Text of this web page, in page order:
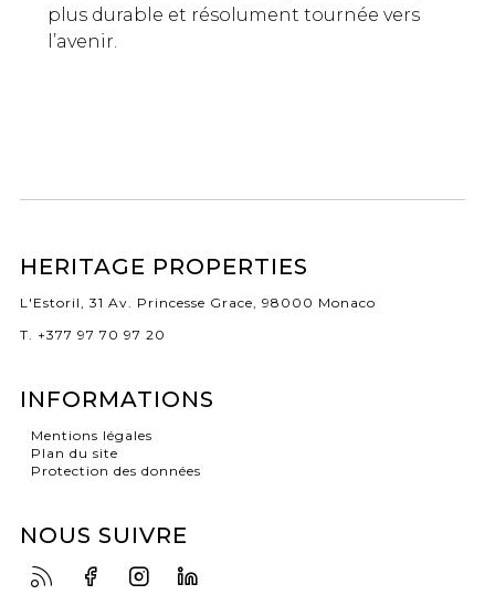
plus durable et résolument tournée vers
l’avenir.
HERITAGE PROPERTIES
L'Estoril, 31 Av. Princesse Grace, 98000 Monaco
T. +377 97 70 97 20
INFORMATIONS
Mentions légales
Plan du site
Protection des données
NOUS SUIVRE